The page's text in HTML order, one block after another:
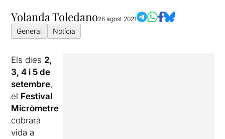
Yolanda Toledano26 agost 2021
General Notícia
Els dies 2,
3, 4 i 5 de
setembre,
el Festival
Micròmetre
cobrarà
vida a